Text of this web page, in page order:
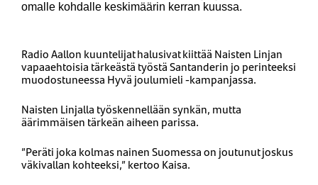
omalle kohdalle keskimäärin kerran kuussa.
Radio Aallon kuuntelijat halusivat kiittää Naisten Linjan
vapaaehtoisia tärkeästä työstä Santanderin jo perinteeksi
muodostuneessa Hyvä joulumieli -kampanjassa.
Naisten Linjalla työskennellään synkän, mutta
äärimmäisen tärkeän aiheen parissa.
”Peräti joka kolmas nainen Suomessa on joutunut joskus
väkivallan kohteeksi,” kertoo Kaisa.